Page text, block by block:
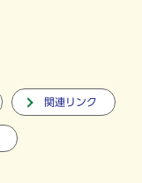
関連リンク